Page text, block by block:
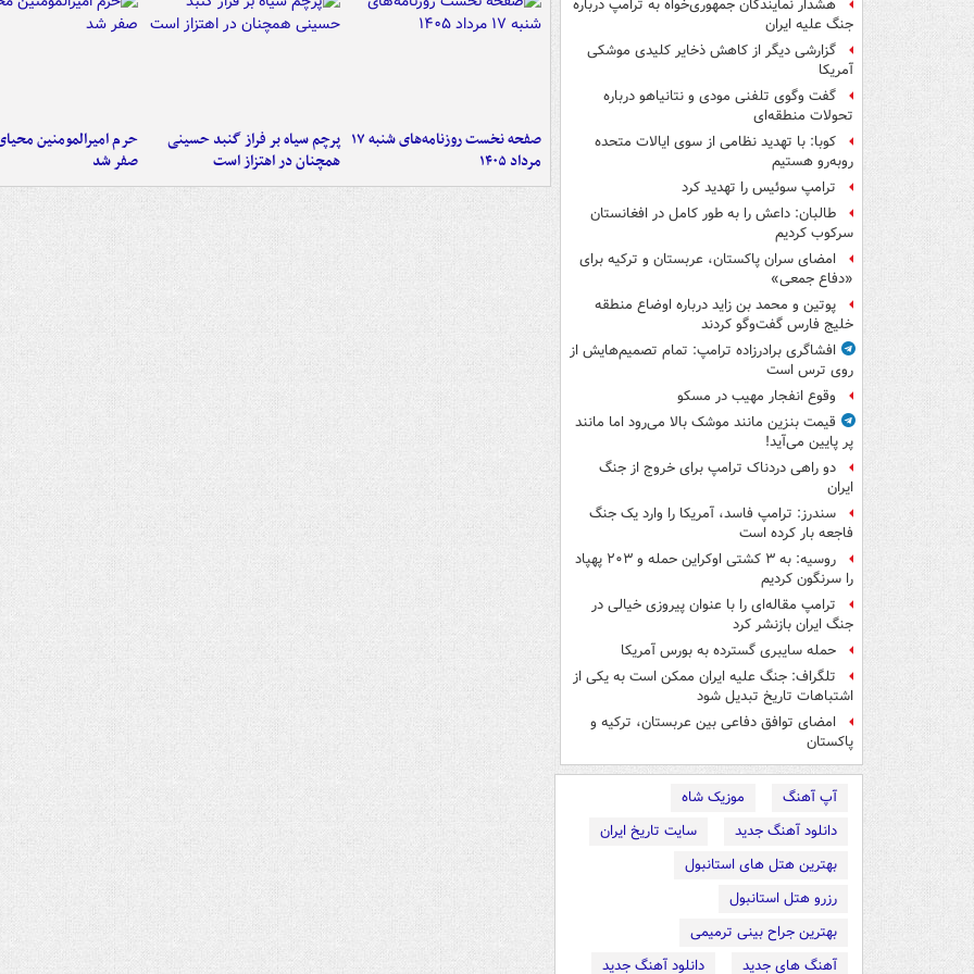
هشدار نمایندگان جمهوری‌خواه به ترامپ درباره
جنگ علیه ایران
گزارشی دیگر از کاهش ذخایر کلیدی موشکی
آمریکا
گفت وگوی تلفنی مودی و نتانیاهو درباره
تحولات منطقه‌ای
کوبا: با تهدید نظامی از سوی ایالات متحده
روبه‌رو هستیم
ترامپ سوئیس را تهدید کرد
طالبان: داعش را به طور کامل در افغانستان
سرکوب کردیم
امضای سران پاکستان، عربستان و ترکیه برای
«دفاع جمعی»
پوتین و محمد بن زاید درباره اوضاع منطقه
خلیج فارس گفت‌وگو کردند
افشاگری برادرزاده ترامپ: تمام تصمیم‌هایش از
روی ترس است
وقوع انفجار مهیب در مسکو
قیمت بنزین مانند موشک بالا می‌رود اما مانند
پر پایین می‌آید!
دو راهی دردناک ترامپ برای خروج از جنگ
ایران
سندرز: ترامپ فاسد، آمریکا را وارد یک جنگ
فاجعه بار کرده است
روسیه: به ۳ کشتی اوکراین حمله و ۲۰۳ پهپاد
را سرنگون کردیم
ترامپ مقاله‌ای را با عنوان پیروزی خیالی در
جنگ ایران بازنشر کرد
حمله سایبری گسترده به بورس آمریکا
تلگراف: جنگ علیه ایران ممکن است به یکی از
اشتباهات تاریخ تبدیل شود
امضای توافق دفاعی بین عربستان، ترکیه و
پاکستان
آپ آهنگ
موزیک شاه
دانلود آهنگ جدید
سایت تاریخ ایران
بهترین هتل های استانبول
رزرو هتل استانبول
بهترین جراح بینی ترمیمی
آهنگ های جدید
دانلود آهنگ جدید
صفحه نخست روزنامه‌های شنبه ۱۷
مرداد ۱۴۰۵
پرچم سیاه بر فراز گنبد حسینی
همچنان در اهتزاز است
حرم امیرالمومنین
صفر شد